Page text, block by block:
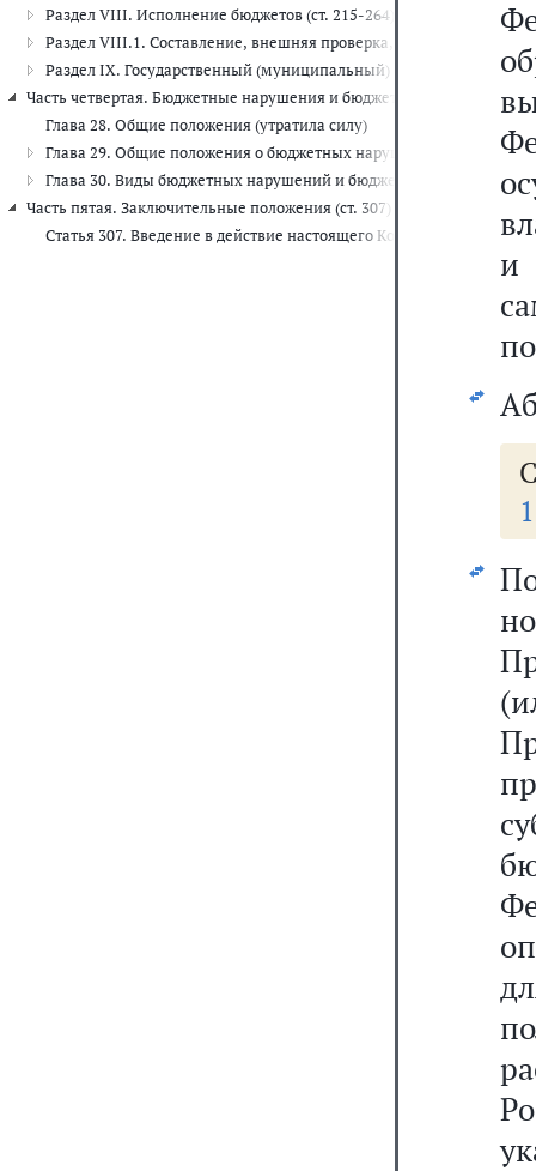
Раздел VIII. Исполнение бюджетов (ст. 215-264)
Раздел VIII.1. Составление, внешняя проверка, рассмотрение и
Раздел IX. Государственный (муниципальный) финансовый
Часть четвертая. Бюджетные нарушения и бюджетные меры
Глава 28. Общие положения (утратила силу)
Глава 29. Общие положения о бюджетных нарушениях и
Глава 30. Виды бюджетных нарушений и бюджетные меры
Часть пятая. Заключительные положения (ст. 307)
Статья 307. Введение в действие настоящего Кодекса